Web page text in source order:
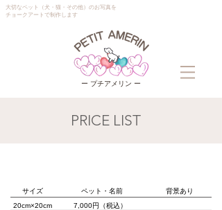
大切なペット（犬・猫・その他）のお写真を
チョークアートで制作します
ー プチアメリン ー
PRICE LIST
サイズ
ペット・名前 背景あり
20cm×20cm 7,000円（税込）